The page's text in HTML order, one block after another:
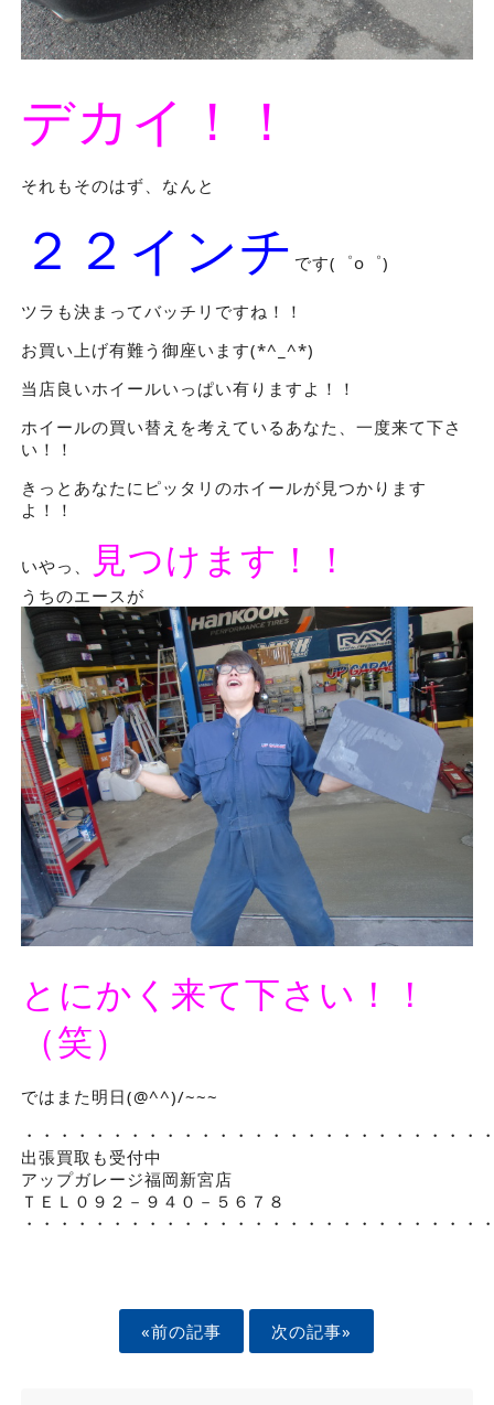
デカイ！！
それもそのはず、なんと
２２インチ です(゜o゜)
ツラも決まってバッチリですね！！
お買い上げ有難う御座います(*^_^*)
当店良いホイールいっぱい有りますよ！！
ホイールの買い替えを考えているあなた、一度来て下さ
い！！
きっとあなたにピッタリのホイールが見つかります
よ！！
いやっ、 見つけます！！
うちのエースが
とにかく来て下さい！！
（笑）
ではまた明日(@^^)/~~~
・・・・・・・・・・・・・・・・・・・・・・・・・・
出張買取も受付中
アップガレージ福岡新宮店
ＴＥＬ０９２－９４０－５６７８
・・・・・・・・・・・・・・・・・・・・・・・・・・
«前の記事 次の記事»